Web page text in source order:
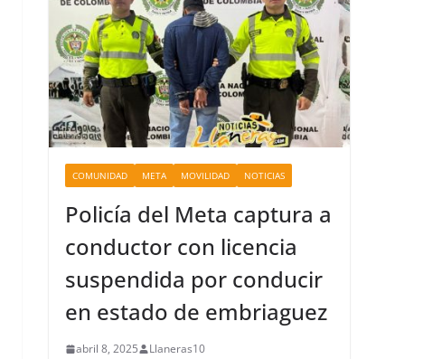
COMUNIDAD META MOVILIDAD NOTICIAS
Policía del Meta captura a
conductor con licencia
suspendida por conducir
en estado de embriaguez
abril 8, 2025 Llaneras10